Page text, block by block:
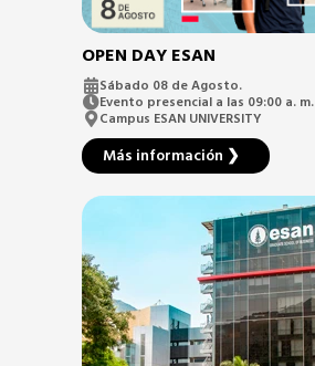
OPEN DAY ESAN
Sábado 08 de Agosto.
Evento presencial a las 09:00 a. m.
Campus ESAN UNIVERSITY
Más información ❯